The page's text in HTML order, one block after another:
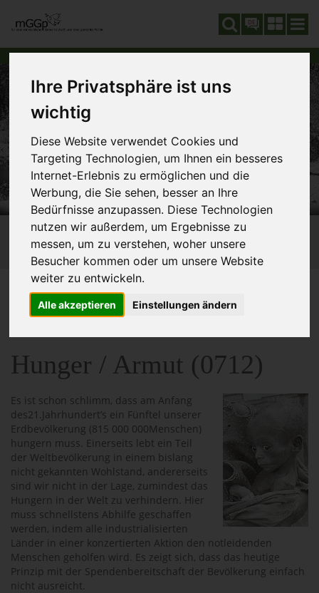
Ihre Privatsphäre ist uns
wichtig
Diese Website verwendet Cookies und
Targeting Technologien, um Ihnen ein besseres
Internet-Erlebnis zu ermöglichen und die
Werbung, die Sie sehen, besser an Ihre
Bedürfnisse anzupassen. Diese Technologien
nutzen wir außerdem, um Ergebnisse zu
messen, um zu verstehen, woher unsere
Besucher kommen oder um unsere Website
weiter zu entwickeln.
Alle akzeptieren Einstellungen ändern
DE
SIE SIND HIER: GLOBALISIERUNG
712_HUNGER/ARMUT
Hunger / Armut (0712)
Es ist schon schlimm, dass am Anfang
des21.Jahrhundert’s ein Fünftel unserer
Erdbevölkerung (815 000 000Menschen)
hungern muss. Einerseits lebt ein Teil
der Weltbevölkerung in einem bislang
nicht gekannten Wohlstand, andererseits
sind wir nicht in der Lage, zumindest das
Hungern in der Welt zu verhindern. Hier
muss schnellstens Abhilfe geschaffen
werden, indem alle industrialisierten
Länder in einer konzertierten Aktion den notleidenden
Menschen geholfen wird. Es zeigt sich, dass das heutige
Prinzip mit der Spendenbereitschaft der Bevölkerung einfach
nicht ausreicht.